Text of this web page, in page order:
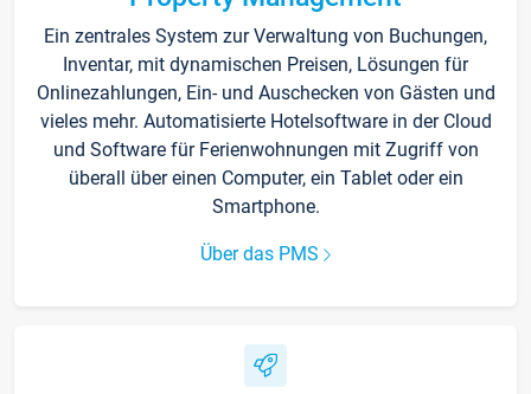
Ein zentrales System zur Verwaltung von Buchungen,
Inventar, mit dynamischen Preisen, Lösungen für
Onlinezahlungen, Ein- und Auschecken von Gästen und
vieles mehr. Automatisierte Hotelsoftware in der Cloud
und Software für Ferienwohnungen mit Zugriff von
überall über einen Computer, ein Tablet oder ein
Smartphone.
Über das PMS